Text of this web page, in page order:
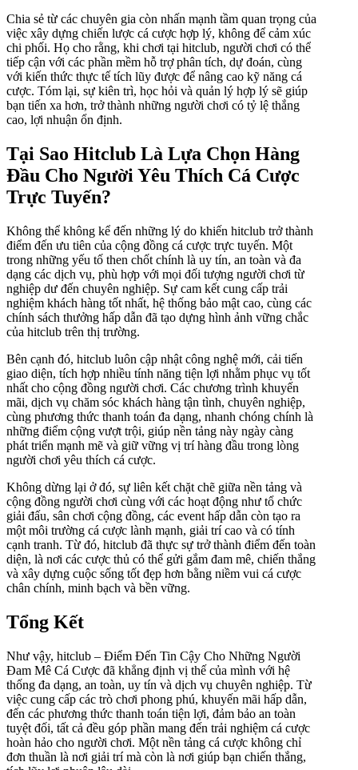
Chia sẻ từ các chuyên gia còn nhấn mạnh tầm quan trọng của
việc xây dựng chiến lược cá cược hợp lý, không để cảm xúc
chi phối. Họ cho rằng, khi chơi tại hitclub, người chơi có thể
tiếp cận với các phần mềm hỗ trợ phân tích, dự đoán, cùng
với kiến thức thực tế tích lũy được để nâng cao kỹ năng cá
cược. Tóm lại, sự kiên trì, học hỏi và quản lý hợp lý sẽ giúp
bạn tiến xa hơn, trở thành những người chơi có tỷ lệ thắng
cao, lợi nhuận ổn định.
Tại Sao Hitclub Là Lựa Chọn Hàng
Đầu Cho Người Yêu Thích Cá Cược
Trực Tuyến?
Không thể không kể đến những lý do khiến hitclub trở thành
điểm đến ưu tiên của cộng đồng cá cược trực tuyến. Một
trong những yếu tố then chốt chính là uy tín, an toàn và đa
dạng các dịch vụ, phù hợp với mọi đối tượng người chơi từ
nghiệp dư đến chuyên nghiệp. Sự cam kết cung cấp trải
nghiệm khách hàng tốt nhất, hệ thống bảo mật cao, cùng các
chính sách thưởng hấp dẫn đã tạo dựng hình ảnh vững chắc
của hitclub trên thị trường.
Bên cạnh đó, hitclub luôn cập nhật công nghệ mới, cải tiến
giao diện, tích hợp nhiều tính năng tiện lợi nhằm phục vụ tốt
nhất cho cộng đồng người chơi. Các chương trình khuyến
mãi, dịch vụ chăm sóc khách hàng tận tình, chuyên nghiệp,
cùng phương thức thanh toán đa dạng, nhanh chóng chính là
những điểm cộng vượt trội, giúp nền tảng này ngày càng
phát triển mạnh mẽ và giữ vững vị trí hàng đầu trong lòng
người chơi yêu thích cá cược.
Không dừng lại ở đó, sự liên kết chặt chẽ giữa nền tảng và
cộng đồng người chơi cùng với các hoạt động như tổ chức
giải đấu, sân chơi cộng đồng, các event hấp dẫn còn tạo ra
một môi trường cá cược lành mạnh, giải trí cao và có tính
cạnh tranh. Từ đó, hitclub đã thực sự trở thành điểm đến toàn
diện, là nơi các cược thủ có thể gửi gắm đam mê, chiến thắng
và xây dựng cuộc sống tốt đẹp hơn bằng niềm vui cá cược
chân chính, minh bạch và bền vững.
Tổng Kết
Như vậy, hitclub – Điểm Đến Tin Cậy Cho Những Người
Đam Mê Cá Cược đã khẳng định vị thế của mình với hệ
thống đa dạng, an toàn, uy tín và dịch vụ chuyên nghiệp. Từ
việc cung cấp các trò chơi phong phú, khuyến mãi hấp dẫn,
đến các phương thức thanh toán tiện lợi, đảm bảo an toàn
tuyệt đối, tất cả đều góp phần mang đến trải nghiệm cá cược
hoàn hảo cho người chơi. Một nền tảng cá cược không chỉ
đơn thuần là nơi giải trí mà còn là nơi giúp bạn chiến thắng,